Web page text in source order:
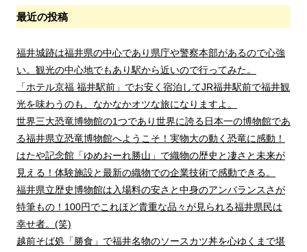
最近の投稿
福井城跡は福井県の中心であり県庁や警察本部があるので心強
い。観光の中心地でもあり駅から近いので行ってみた。
「ホテル京福 福井駅前」でお安く宿泊してJR福井駅前で福井観
光を味わうのも、なかなかオツな旅になりますよ。
世界三大恐竜博物館の1つであり世界に誇る日本一の博物館であ
る福井県立恐竜博物館へようこそ！実物大の動く恐竜に感動！
はたや記念館「ゆめおーれ勝山」で織物の歴史と凄さと未来が
見える！体験施設と最新の織物での企業技術で感動できる。
福井県立歴史博物館は入場料の安さと中身のアンバランスさが
特筆もの！100円でこれほど貴重な品々が見られる福井県民は
幸せ者。(笑)
越前そば処「勝食」で福井名物のソースカツ丼を心ゆくまで堪